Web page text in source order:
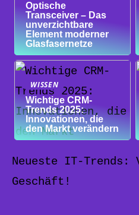
Optische
Transceiver – Das
unverzichtbare
Element moderner
Glasfasernetze
WISSEN
Wichtige CRM-
Trends 2025:
Innovationen, die
den Markt verändern
Neueste IT-Trends:
Geschäft!